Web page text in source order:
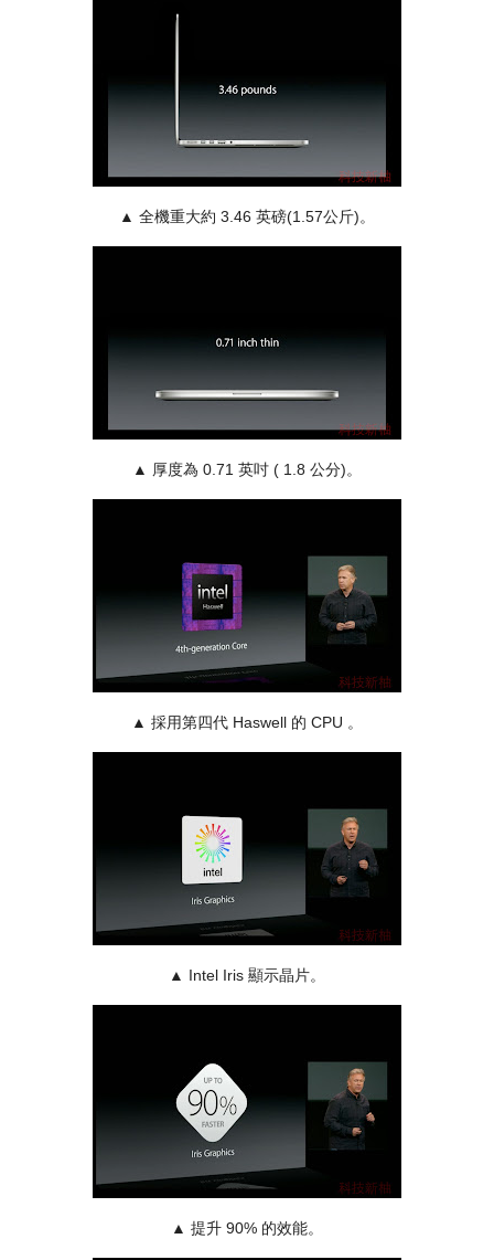
▲ 全機重大約 3.46 英磅(1.57公斤)。
▲ 厚度為 0.71 英吋 ( 1.8 公分)。
▲ 採用第四代 Haswell 的 CPU 。
▲ Intel Iris 顯示晶片。
▲ 提升 90% 的效能。